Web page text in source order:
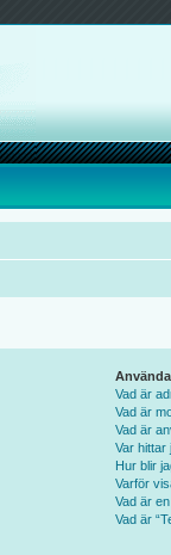
Vad är
Vad är
Vad är
Var hittar
Hur blir
Varför
Vad är
Vad är